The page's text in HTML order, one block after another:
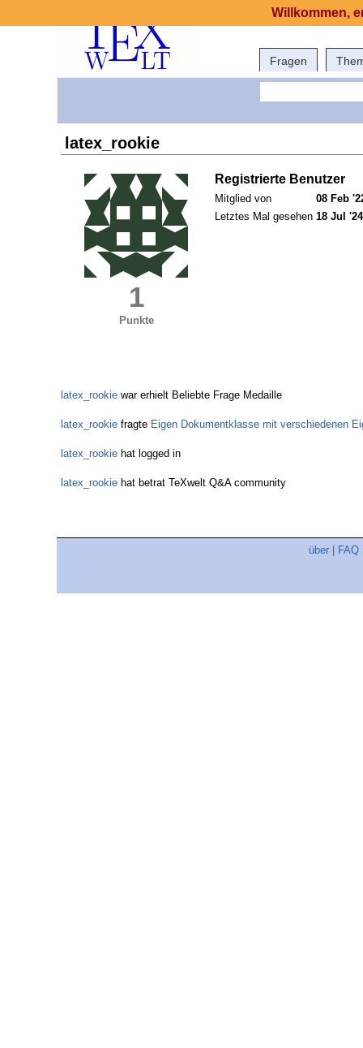
Fragen
latex_rookie
1
Punkte
Registrierte Benutzer
Mitglied von
08 Feb
Letztes Mal gesehen 18 Jul
latex_rookie war erhielt Beliebte Frage Medaille
latex_rookie fragte Eigen Dokumentklasse mit verschiedenen
latex_rookie hat logged in
latex_rookie hat betrat TeXwelt Q&A community
über FAQ
Willkommen,